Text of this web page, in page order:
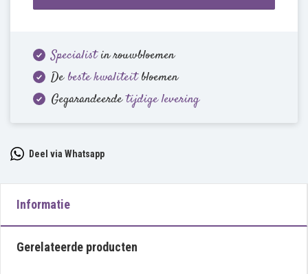
Specialistin rouwbloemen
Debeste kwaliteitbloemen
Gegarandeerdetijdige levering
Deel via Whatsapp
Informatie
Gerelateerde producten